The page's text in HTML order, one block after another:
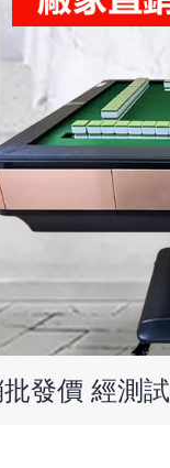
發價 經測試